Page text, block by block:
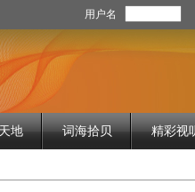
用户名
地 词海拾贝 精彩视